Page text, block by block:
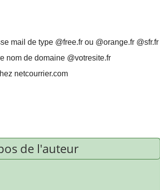
mail de type @free.fr ou @orange.fr @sfr.fr
nom de domaine @votresite.fr
netcourrier.com
de l'auteur